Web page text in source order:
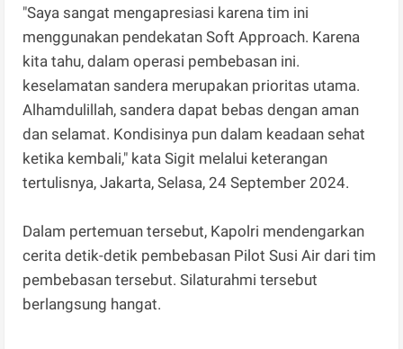
"Saya sangat mengapresiasi karena tim ini
menggunakan pendekatan Soft Approach. Karena
kita tahu, dalam operasi pembebasan ini.
keselamatan sandera merupakan prioritas utama.
Alhamdulillah, sandera dapat bebas dengan aman
dan selamat. Kondisinya pun dalam keadaan sehat
ketika kembali," kata Sigit melalui keterangan
tertulisnya, Jakarta, Selasa, 24 September 2024.
Dalam pertemuan tersebut, Kapolri mendengarkan
cerita detik-detik pembebasan Pilot Susi Air dari tim
pembebasan tersebut. Silaturahmi tersebut
berlangsung hangat.